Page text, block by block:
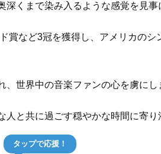
くまで染み入るような感覚を見事
賞など3冠を獲得し、アメリカの
世界中の音楽ファンの心を虜にし
人と共に過ごす穏やかな時間に寄
タップで応援！